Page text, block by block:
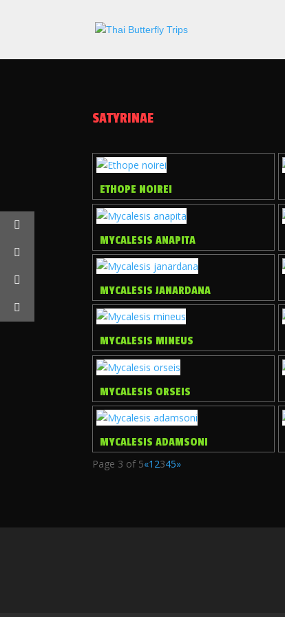
SATYRINAE
ETHOPE NOIREI
MYCALESIS ANAPITA
MYCALESIS JANARDANA
MYCALESIS MINEUS
MYCALESIS ORSEIS
MYCALESIS ADAMSONI
Page 3 of 5«1 2345»